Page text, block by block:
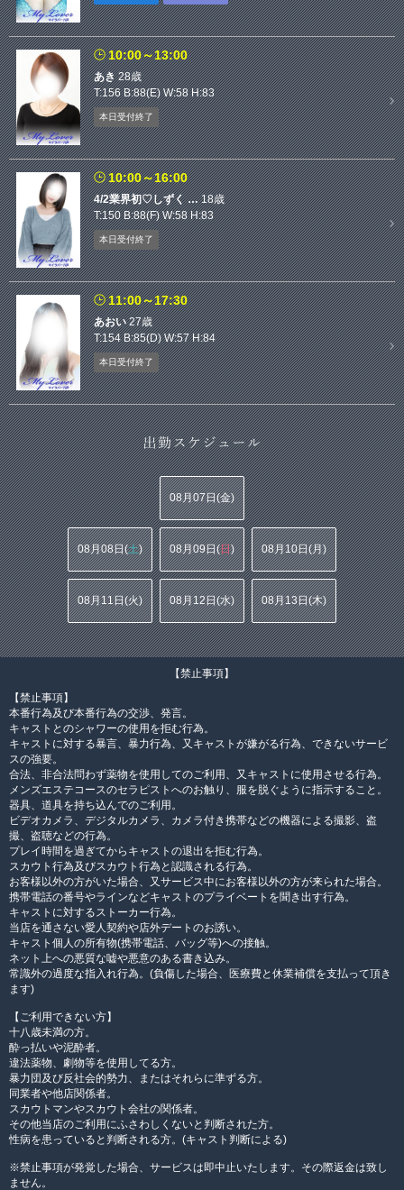
10:00～13:00
あき28歳
T:156 B:88(E) W:58 H:83
本日受付終了
10:00～16:00
4/2業界初♡しずく …18歳
T:150 B:88(F) W:58 H:83
本日受付終了
11:00～17:30
あおい27歳
T:154 B:85(D) W:57 H:84
本日受付終了
08月07日(金)
08月08日(土) 08月09日(日) 08月10日(月)
08月11日(火) 08月12日(水) 08月13日(木)
【禁止事項】
【禁止事項】
本番行為及び本番行為の交渉、発言。
キャストとのシャワーの使用を拒む行為。
キャストに対する暴言、暴力行為、又キャストが嫌がる行為、できないサービ
スの強要。
合法、非合法問わず薬物を使用してのご利用、又キャストに使用させる行為。
メンズエステコースのセラピストへのお触り、服を脱ぐように指示すること。
器具、道具を持ち込んでのご利用。
ビデオカメラ、デジタルカメラ、カメラ付き携帯などの機器による撮影、盗
撮、盗聴などの行為。
プレイ時間を過ぎてからキャストの退出を拒む行為。
スカウト行為及びスカウト行為と認識される行為。
お客様以外の方がいた場合、又サービス中にお客様以外の方が来られた場合。
携帯電話の番号やラインなどキャストのプライベートを聞き出す行為。
キャストに対するストーカー行為。
当店を通さない愛人契約や店外デートのお誘い。
キャスト個人の所有物(携帯電話、バッグ等)への接触。
ネット上への悪質な嘘や悪意のある書き込み。
常識外の過度な指入れ行為。(負傷した場合、医療費と休業補償を支払って頂き
ます)
【ご利用できない方】
十八歳未満の方。
酔っ払いや泥酔者。
違法薬物、劇物等を使用してる方。
暴力団及び反社会的勢力、またはそれらに準ずる方。
同業者や他店関係者。
スカウトマンやスカウト会社の関係者。
その他当店のご利用にふさわしくないと判断された方。
性病を患っていると判断される方。(キャスト判断による)
※禁止事項が発覚した場合、サービスは即中止いたします。その際返金は致し
ません。